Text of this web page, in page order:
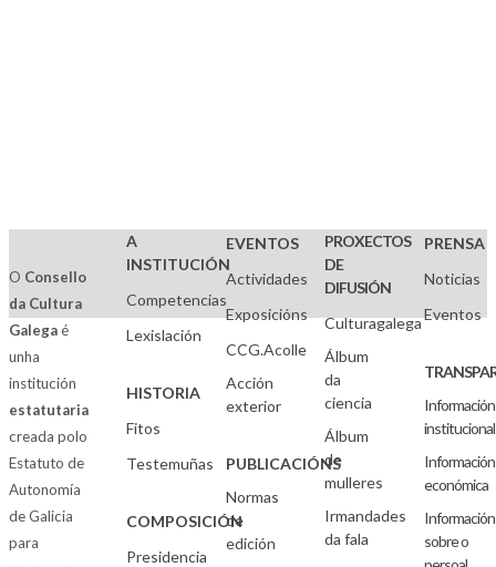
O Consello
da Cultura
Galegaé
unha
institución
estatutaria
creada polo
Estatuto de
Autonomía
de Galicia
para
A
INSTITUCIÓN
Competencias
Lexislación
HISTORIA
Fitos
Testemuñas
COMPOSICIÓN
Presidencia
EVENTOS
Actividades
Exposicións
CCG.Acolle
Acción
exterior
PUBLICACIÓNS
Normas
de
edición
PROXECTOS
DE
DIFUSIÓN
Culturagalega
Álbum
da
ciencia
Álbum
de
mulleres
Irmandades
da fala
PRENSA
Noticias
Eventos
Información
institucional
Información
económica
Información
sobre o